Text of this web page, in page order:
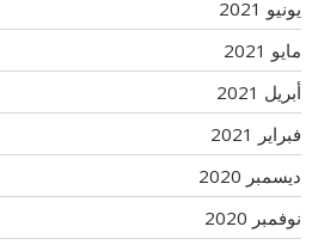
يونيو 2021
مايو 2021
أبريل 2021
فبراير 2021
ديسمبر 2020
نوفمبر 2020